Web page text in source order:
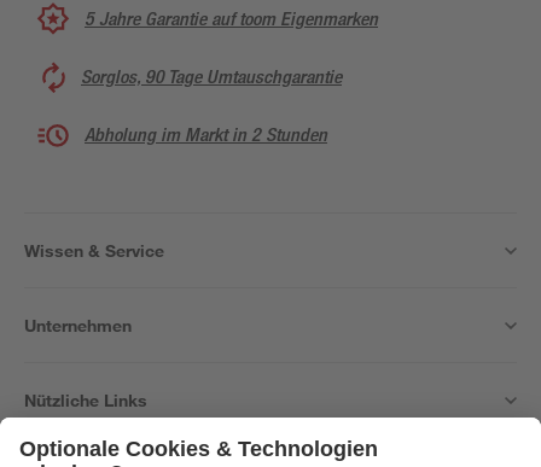
5 Jahre Garantie auf toom Eigenmarken
Sorglos, 90 Tage Umtauschgarantie
Abholung im Markt in 2 Stunden
Wissen & Service
Unternehmen
Nützliche Links